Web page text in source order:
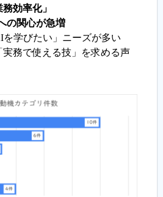
効率化」
の関心が急増
学びたい」ニーズが多い
務で使える技」を求める声